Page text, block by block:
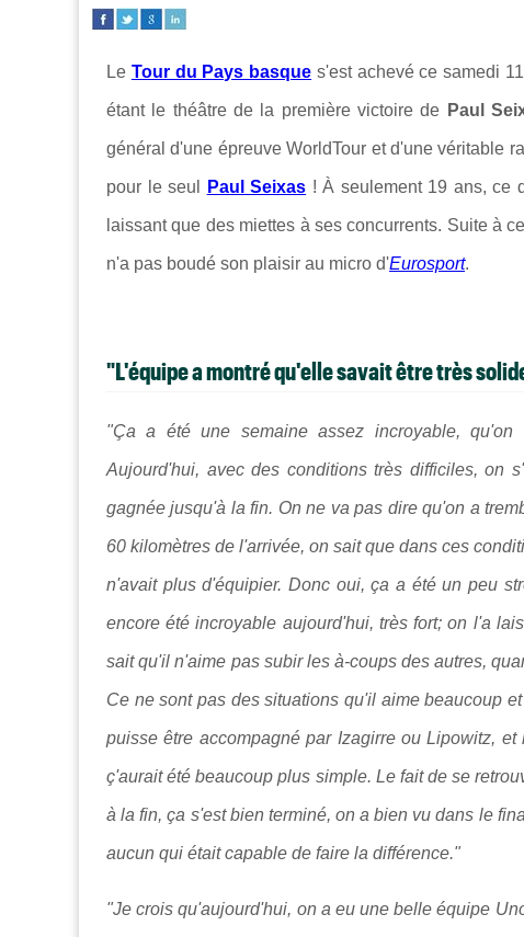
Le Tour du Pays basque s'est achevé ce samedi
étant le théâtre de la première victoire de Paul
général d'une épreuve WorldTour et d'une véritable
pour le seul Paul Seixas !À seulement 19 ans, ce
laissant que des miettes à ses concurrents. Suite à
n'a pas boudé son plaisir au micro d'Eurosport.
"L'équipe a montré qu'elle savait être très
"Ça a été une semaine assez incroyable,
Aujourd'hui, avec des conditions très difficiles, on
gagnée jusqu'à la fin. On ne va pas dire qu'on a
60 kilomètres de l'arrivée, on sait que dans ces
n'avait plus d'équipier. Donc oui, ça a été un peu
encore été incroyable aujourd'hui, très fort; on l'a
sait qu'il n'aime pas subir les à-coups des autres,
Ce ne sont pas des situations qu'il aime beaucoup
puisse être accompagné par Izagirre ou Lipowitz,
ç'aurait été beaucoup plus simple. Le fait de se
à la fin, ça s'est bien terminé, on a bien vu dans le
aucun qui était capable de faire la différence."
"Je crois qu'aujourd'hui, on a eu une belle équipe